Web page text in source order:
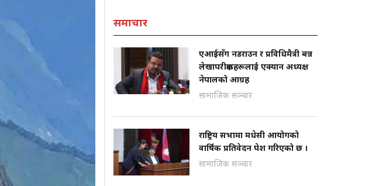
समाचार
एआईसँग नडराउन र प्रविधिमैत्री बन्न
लेखापरीक्षकहरूलाई एक्यान अध्यक्ष
नेपालको आग्रह
सामाजिक सञ्चार
राष्ट्रिय सभामा मधेसी आयोगको
वार्षिक प्रतिवेदन पेश गरिएको छ ।
सामाजिक सञ्चार